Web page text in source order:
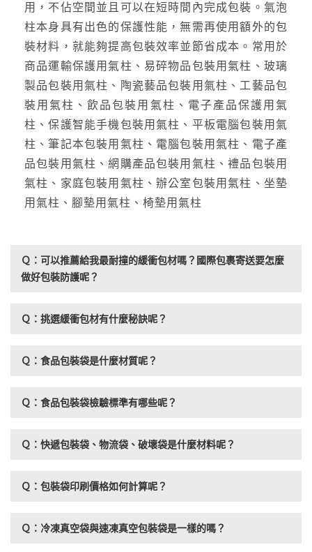
用，不佔空間並且可以在短時間內完成包裝。氣泡
柱本身具有出色的保護性能，無需再使用額外的包
裝材料，就能夠提高包裝效率並節省成本。常用於
商品運輸保護用氣柱、易碎物品包裝用氣柱、玻璃
製品包裝用氣柱、陶瓷藝品包裝用氣柱、工藝品包
裝用氣柱、飲品包裝用氣柱、電子產品保護用氣
柱、保護智能手機包裝用氣柱、平板電腦包裝用氣
柱、筆記本包裝用氣柱、電腦包裝用氣柱、電子產
品包裝用氣柱、網購產品包裝用氣柱、禮品包裝用
氣柱、家庭包裝用氣柱、辦公室包裝用氣柱、坐墊
用氣柱、腳墊用氣柱、椅墊用氣柱
Ｑ：可以推薦給我最耐撞的緩衝包材嗎？國際包裹寄送要怎麼
做好包裝防護呢？
Ｑ：挑選緩衝包材有什麼秘訣呢？
Ｑ：食品包裝袋是什麼材質呢？
Ｑ：食品包裝袋檢驗標準有哪些呢？
Ｑ：快遞包裝袋、物流袋、破壞袋是什麼材料呢？
Ｑ：包裝袋印刷價格如何計算呢？
Ｑ：冷凍真空袋與速凍真空包裝袋是一樣的嗎？